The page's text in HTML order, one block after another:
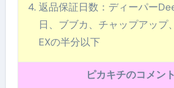
返品保証日数：ディーパー
日、ブブカ、チャップアップ
EXの半分以下
ピカキチのコメント